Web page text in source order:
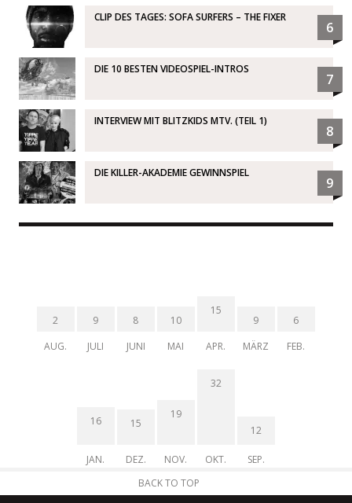
CLIP DES TAGES: SOFA SURFERS – THE FIXER
6
DIE 10 BESTEN VIDEOSPIEL-INTROS
7
INTERVIEW MIT BLITZKIDS MTV. (TEIL 1)
8
DIE KILLER-AKADEMIE GEWINNSPIEL
9
2
AUG.
9
JULI
8
JUNI
10
MAI
15
APR.
9
MÄRZ
6
FEB.
16
JAN.
15
DEZ.
19
NOV.
32
OKT.
12
SEP.
BACK TO TOP